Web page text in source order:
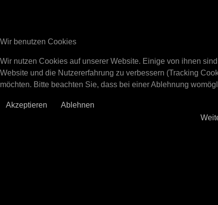
Wir benutzen Cookies
Wir nutzen Cookies auf unserer Website. Einige von ihnen
Website und die Nutzererfahrung zu verbessern (Tracking
möchten. Bitte beachten Sie, dass bei einer Ablehnung
Akzeptieren
Ablehnen